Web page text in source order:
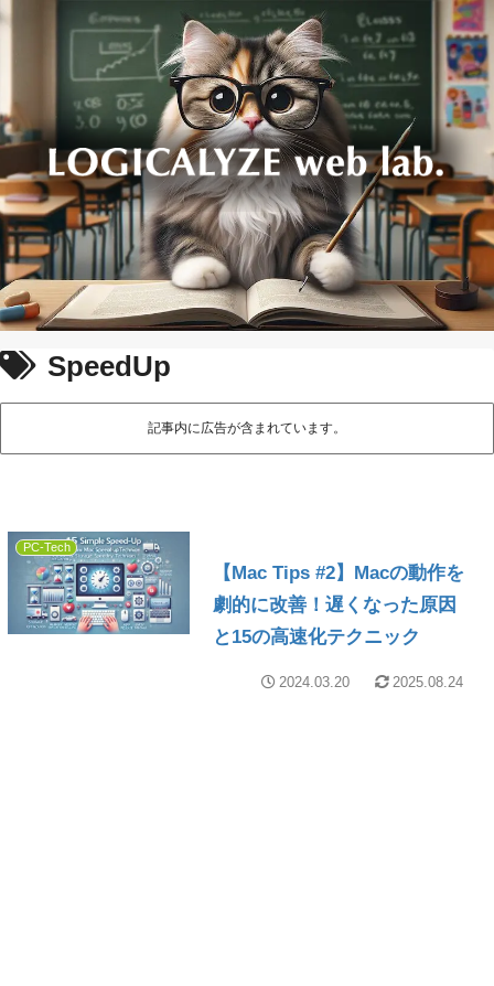
SpeedUp
記事内に広告が含まれています。
PC-Tech
【Mac Tips #2】Macの動作を
劇的に改善！遅くなった原因
と15の高速化テクニック
2024.03.20 2025.08.24